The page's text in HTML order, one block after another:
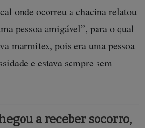
onde ocorreu a chacina relatou
pessoa amigável”, para o qual
marmitex, pois era uma pessoa
e estava sempre sem
a receber socorro,